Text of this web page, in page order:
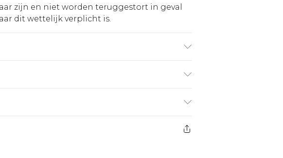
zijn en niet worden teruggestort in geval
dit wettelijk verplicht is.
€5.99
€14.99